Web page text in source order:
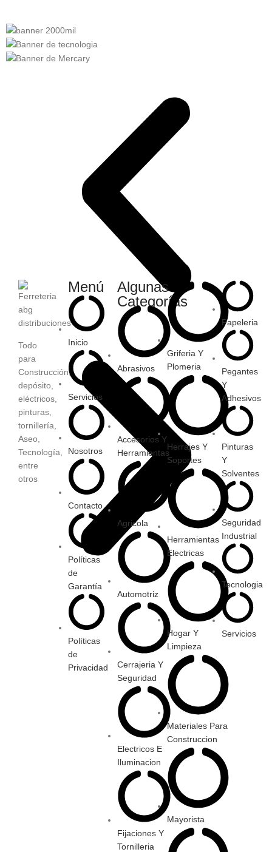
Todo
para
Construcción,
depósito,
eléctricos,
pinturas,
tornillería,
Aseo,
Tecnología,
entre
otros
Menú
Inicio
Servicios
Nosotros
Contacto
Políticas
de
Garantía
Políticas
de
Privacidad
Algunas
Categorías
Abrasivos
Accesorios Y
Herramientas
Agricola
Automotriz
Cerrajeria Y
Seguridad
Electricos E
Iluminacion
Fijaciones Y
Tornilleria
Griferia Y
Plomeria
Herrajes Y
Soportes
Herramientas
Electricas
Hogar Y
Limpieza
Materiales Para
Construccion
Mayorista
Papeleria
Pegantes
Y
Adhesivos
Pinturas
Y
Solventes
Seguridad
Industrial
Tecnologia
Servicios